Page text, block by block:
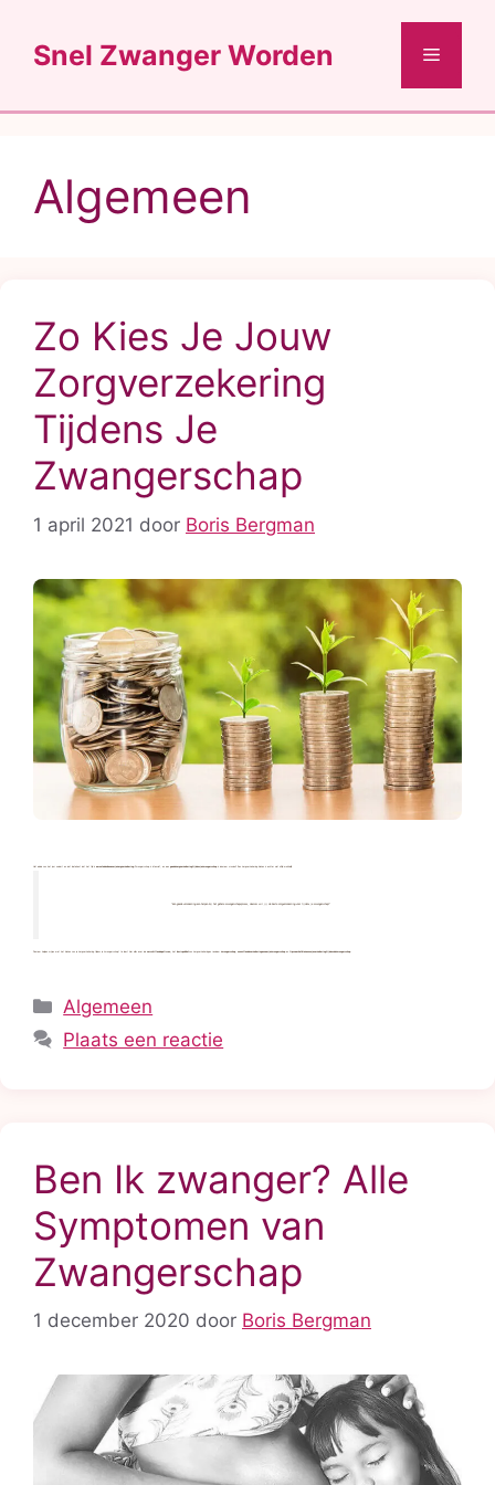
naarSnel Zwanger Worden Menu
Algemeen
Zo Kies Je Jouw
Zorgverzekering
Tijdens Je
Zwangerschap
1 april 2021 door Boris Bergman
“Een goede verzekering kan helpen bij het gehele zwangerschapsproces, daarom wil jij de beste zorgverzekering voor tijdens je zwangerschap!”
Categorieën
Algemeen
Plaats een reactie
Ben Ik zwanger? Alle
Symptomen van
Zwangerschap
1 december 2020 door Boris Bergman